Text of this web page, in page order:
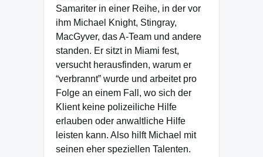
Samariter in einer Reihe, in der vor
ihm Michael Knight, Stingray,
MacGyver, das A-Team und andere
standen. Er sitzt in Miami fest,
versucht herausfinden, warum er
“verbrannt” wurde und arbeitet pro
Folge an einem Fall, wo sich der
Klient keine polizeiliche Hilfe
erlauben oder anwaltliche Hilfe
leisten kann. Also hilft Michael mit
seinen eher speziellen Talenten.